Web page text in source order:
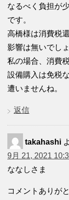
なるべく負担が
です。
高橋様は消費税
影響は無いでし
私の場合、消費
設備購入は免税
遭いませんね。
返信
takahashi
9月 21, 2021
ななしさま
コメントありが